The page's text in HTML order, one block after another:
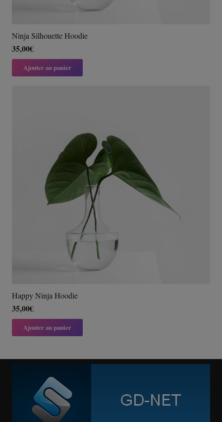
Ninja Silhouette Hoodie
35,00€
Ajouter au panier
Happy Ninja Hoodie
35,00€
Ajouter au panier